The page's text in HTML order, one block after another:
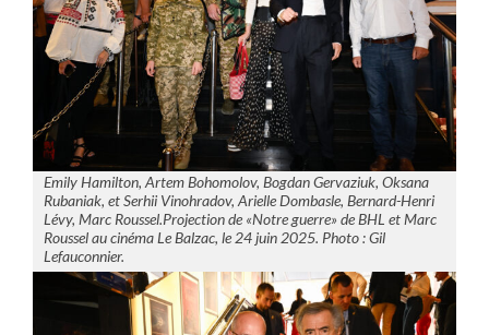
Emily Hamilton, Artem Bohomolov, Bogdan Gervaziuk, Oksana
Rubaniak, et Serhii Vinohradov, Arielle Dombasle, Bernard-Henri
Lévy, Marc Roussel.Projection de «Notre guerre» de BHL et Marc
Roussel au cinéma Le Balzac, le 24 juin 2025. Photo : Gil
Lefauconnier.